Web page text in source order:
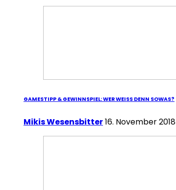
GAMESTIPP & GEWINNSPIEL: WER WEISS DENN SOWAS?
Mikis Wesensbitter16. November 2018